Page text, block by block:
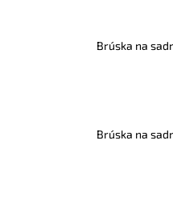
Brúska na
Brúska na